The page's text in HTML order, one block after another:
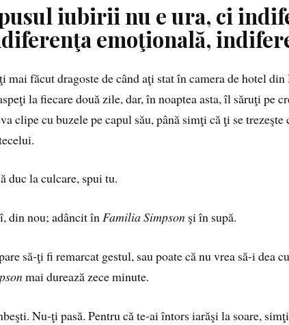
iubirii nu e ura, ci
emoţională,
mai făcut dragoste de când aţi stat în camera de hotel
la fiecare două zile, dar, în noaptea asta, îl săruţi pe
clipe cu buzele pe capul său, până simţi că ţi se trezeşte
duc la culcare, spui tu.
din nou; adâncit înFamilia Simpson şi în supă.
să‑ţi fi remarcat gestul, sau poate că nu vrea să‑i dea
mai durează zece minute.
Nu‑ţi pasă. Pentru că te‑ai întors iarăşi la soare,